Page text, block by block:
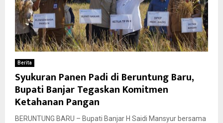
Berita
Syukuran Panen Padi di Beruntung Baru,
Bupati Banjar Tegaskan Komitmen
Ketahanan Pangan
BERUNTUNG BARU – Bupati Banjar H Saidi Mansyur bersama